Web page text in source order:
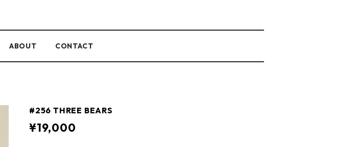
ABOUT CONTACT
#256 THREE BEARS
¥19,000